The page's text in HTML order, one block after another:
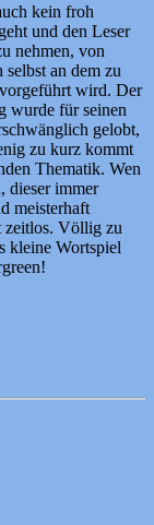
kein froh
und den Leser
nehmen, von
selbst an dem zu
wird. Der
wurde für seinen
gelobt,
zu kurz kommt
Thematik. Wen
dieser immer
meisterhaft
zeitlos. Völlig zu
kleine Wortspiel